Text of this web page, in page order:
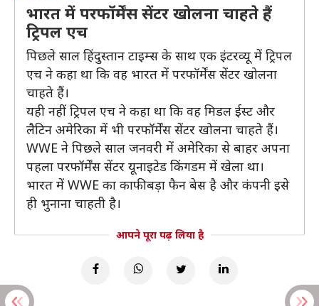
भारत में परफॉर्मेंस सेंटर खोलना चाहते हैं
ट्रिपल एच
पिछले साल हिंदुस्तान टाइम्स के साथ एक इंटरव्यू में ट्रिपल
एच ने कहा था कि वह भारत में परफॉर्मेंस सेंटर खोलना
चाहते हैं।
यही नहीं ट्रिपल एच ने कहा था कि वह मिडल ईस्ट और
लैटिन अमेरिका में भी परफॉर्मेंस सेंटर खोलना चाहते हैं।
WWE ने पिछले साल जनवरी में अमेरिका से बाहर अपना
पहला परफॉर्मेंस सेंटर यूनाइटेड किंगडम में खेला था।
भारत में WWE का काफी बड़ा फैन बेस है और कंपनी इसे
ही भुनाना चाहती है।
आपने पूरा पढ़ लिया है